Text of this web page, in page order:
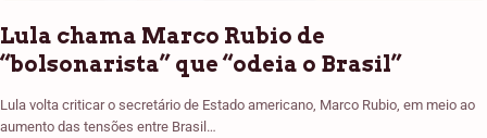
Lula chama Marco Rubio de
“bolsonarista” que “odeia o Brasil”
Lula volta criticar o secretário de Estado americano, Marco Rubio, em meio ao
aumento das tensões entre Brasil…